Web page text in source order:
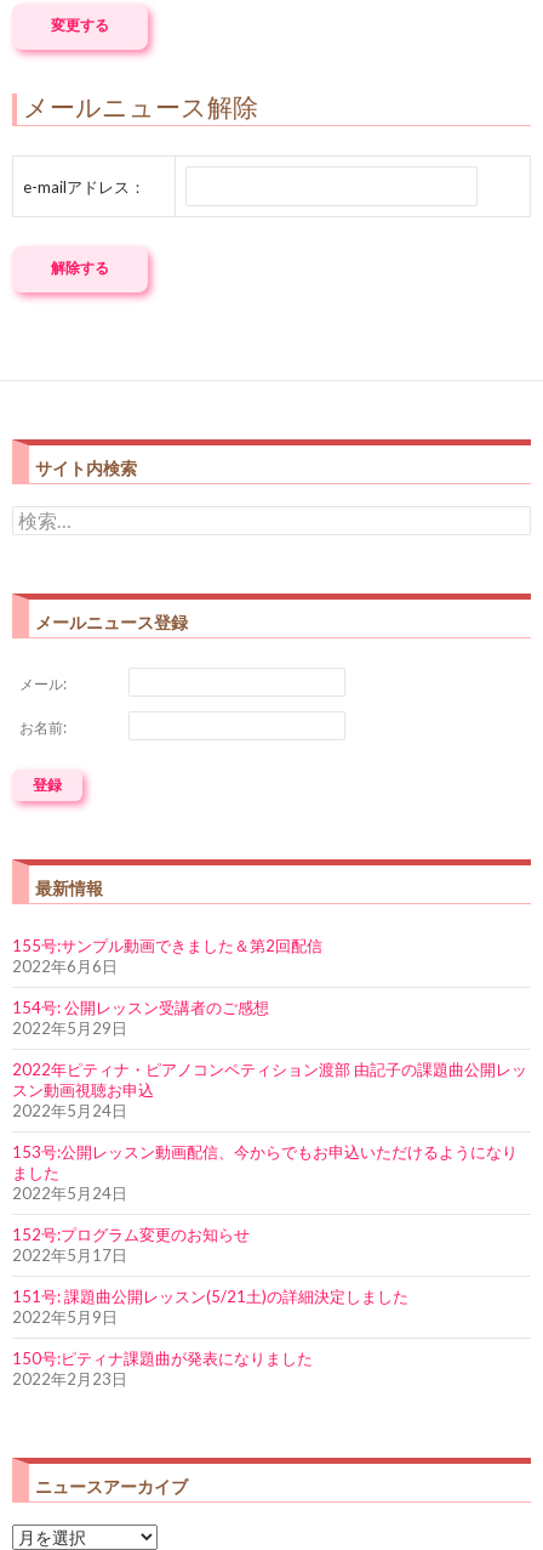
メールニュース解除
e-mailアドレス：
サイト内検索
検
索:
メールニュース登録
メール:
お名前:
最新情報
155号:サンプル動画できました＆第2回配信
2022年6月6日
154号: 公開レッスン受講者のご感想
2022年5月29日
2022年ピティナ・ピアノコンペティション渡部 由記子の課題曲公開レッ
スン動画視聴お申込
2022年5月24日
153号:公開レッスン動画配信、今からでもお申込いただけるようになり
ました
2022年5月24日
152号:プログラム変更のお知らせ
2022年5月17日
151号: 課題曲公開レッスン(5/21土)の詳細決定しました
2022年5月9日
150号:ピティナ課題曲が発表になりました
2022年2月23日
ニュースアーカイブ
ニ